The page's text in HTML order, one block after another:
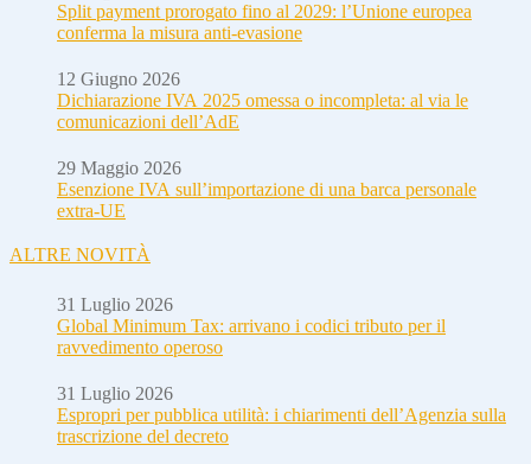
Split payment prorogato fino al 2029: l’Unione europea
conferma la misura anti-evasione
12 Giugno 2026
Dichiarazione IVA 2025 omessa o incompleta: al via le
comunicazioni dell’AdE
29 Maggio 2026
Esenzione IVA sull’importazione di una barca personale
extra-UE
ALTRE NOVITÀ
31 Luglio 2026
Global Minimum Tax: arrivano i codici tributo per il
ravvedimento operoso
31 Luglio 2026
Espropri per pubblica utilità: i chiarimenti dell’Agenzia sulla
trascrizione del decreto